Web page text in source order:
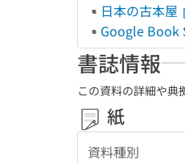
日本の古本屋
Google Book
書誌情報
この資料の詳細や典
紙
資料種別